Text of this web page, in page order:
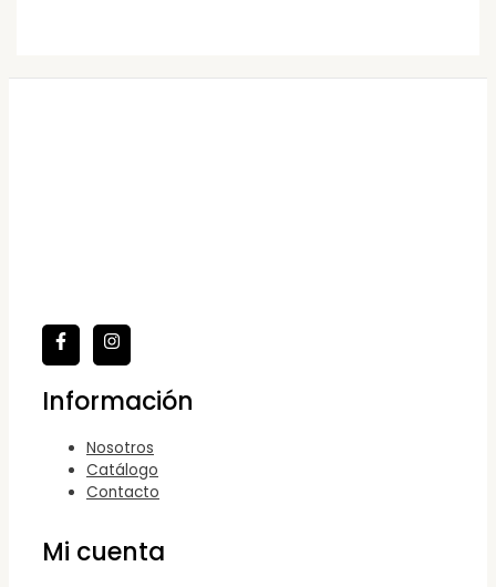
Información
Nosotros
Catálogo
Contacto
Mi cuenta